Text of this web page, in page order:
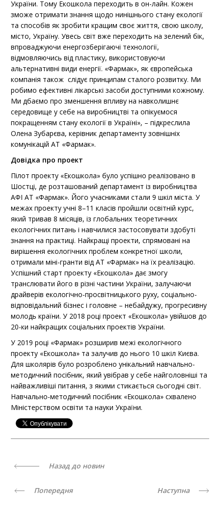
України. Тому Екошкола переходить в он-лайн. Кожен
зможе отримати знання щодо нинішнього стану екології
та способів як зробити кращим своє життя, свою школу,
місто, Україну. Увесь світ вже переходить на зелений бік,
впроваджуючи енергозберігаючі технології,
відмовляючись від пластику, використовуючи
альтернативні види енергії. «Фармак», як європейська
компанія також слідує принципам сталого розвитку. Ми
робимо ефективні лікарські засоби доступними кожному.
Ми дбаємо про зменшення впливу на навколишнє
середовище у себе на виробництві та опікуємося
покращенням стану екології в Україні», – підкреслила
Олена Зубарєва, керівник департаменту зовнішніх
комунікацій АТ «Фармак».
Довідка про проект
Пілот проекту «Екошкола» було успішно реалізовано в
Шостці, де розташований департамент із виробництва
АФІ АТ «Фармак». Його учасниками стали 9 шкіл міста. У
межах проекту учні 8–11 класів пройшли освітній курс,
який тривав 8 місяців, із глобальних теоретичних
екологічних питань і навчилися застосовувати здобуті
знання на практиці. Найкращі проекти, спрямовані на
вирішення екологічних проблем конкретної школи,
отримали міні-гранти від АТ «Фармак» на їх реалізацію.
Успішний старт проекту «Екошкола» дає змогу
транслювати його в різні частини України, залучаючи
драйверів екологічно-просвітницького руху, соціально-
відповідальний бізнес і головне – небайдужу, прогресивну
молодь країни. У 2018 році проект «Екошкола» увійшов до
20-ки найкращих соціальних проектів України.
У 2019 році «Фармак» розширив межі екологічного
проекту «Екошкола» та залучив до нього 10 шкіл Києва.
Для школярів було розроблено унікальний навчально-
методичний посібник, який увібрав у себе найголовніші та
найважливіші питання, з якими стикається сьогодні світ.
Навчально-методичний посібник «Екошкола» схвалено
Міністерством освіти та науки України.
Назад до новин
Попередня Наступна